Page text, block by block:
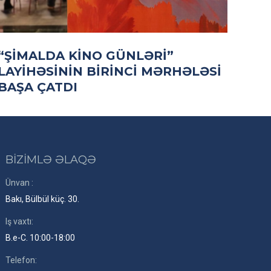
KINO GÜNLƏRI”
BIRINCI MƏRHƏLƏSI
ÇATDI
BİZİMLƏ ƏLAQƏ
Ünvan :
Bakı, Bülbül küç. 30.
Iş vaxtı:
B.e-C. 10:00-18:00
Telefon: